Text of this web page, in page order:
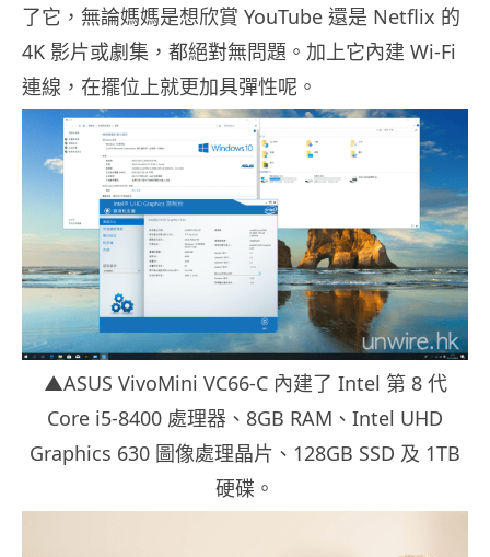
了它，無論媽媽是想欣賞 YouTube 還是 Netflix 的
4K 影片或劇集，都絕對無問題。加上它內建 Wi-Fi
連線，在擺位上就更加具彈性呢。
▲ASUS VivoMini VC66-C 內建了 Intel 第 8 代
Core i5-8400 處理器、8GB RAM、Intel UHD
Graphics 630 圖像處理晶片、128GB SSD 及 1TB
硬碟。